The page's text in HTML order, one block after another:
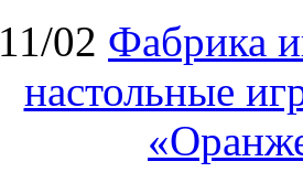
11/02 Фабрика
настольные